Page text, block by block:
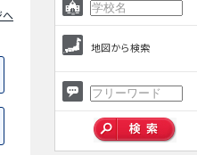
へ
地図から検索